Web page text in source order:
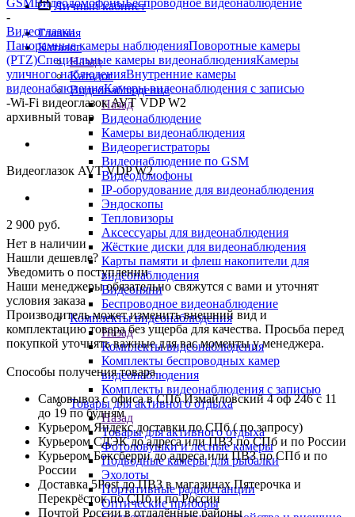
Личный кабинет
Главная
Каталог
Назад
Каталог
Видеонаблюдение
Назад
Видеонаблюдение
Камеры видеонаблюдения
Видеорегистраторы
Видеонаблюдение по GSM
Видеодомофоны
IP-оборудование для видеонаблюдения
Эндоскопы
Тепловизоры
Аксессуары для видеонаблюдения
Жёсткие диски для видеонаблюдения
Карты памяти и флеш накопители для
видеонаблюдения
Видеоняни
Беспроводное видеонаблюдение
Комплекты видеонаблюдения
Назад
Комплекты видеонаблюдения
Комплекты беспроводных камер
видеонаблюдения
Комплекты видеонаблюдения с записью
Товары для активного отдыха
Назад
Товары для активного отдыха
Фотоловушки и лесные камеры
Подводные камеры для рыбалки
Эхолоты
Портативные радиостанции
Оптические приборы
-
Видеоглазки
Панорамные камеры наблюденияПоворотные камеры
(PTZ)Специальные камеры видеонаблюденияКамеры
уличного наблюденияВнутренние камеры
видеонаблюденияКамеры видеонаблюдения с записью
-Wi-Fi видеоглазок AVT VDP W2
архивный товар
Видеоглазок AVT VDP W2
2 900 руб.
Нет в наличии
Нашли дешевле?
Уведомить о поступлении
Наши менеджеры обязательно свяжутся с вами и уточнят
условия заказа
Производитель может изменить внешний вид и
комплектацию товара без ущерба для качества. Просьба перед
покупкой уточнять важные для вас моменты у менеджера.
Способы получения товара
Самовывоз с офиса в СПб Измайловский 4 оф 246 с 11
до 19 по будням
Курьером Яндекс доставки по СПб ( по запросу)
Курьером СДЭК до адреса или ПВЗ по СПб и по России
Курьером Боксберри до адреса или ПВЗ по СПб и по
России
Доставка 5Post до ПВЗ в магазинах Пятерочка и
Перекрёсток по СПб и по России
Почтой России в отдалённые районы